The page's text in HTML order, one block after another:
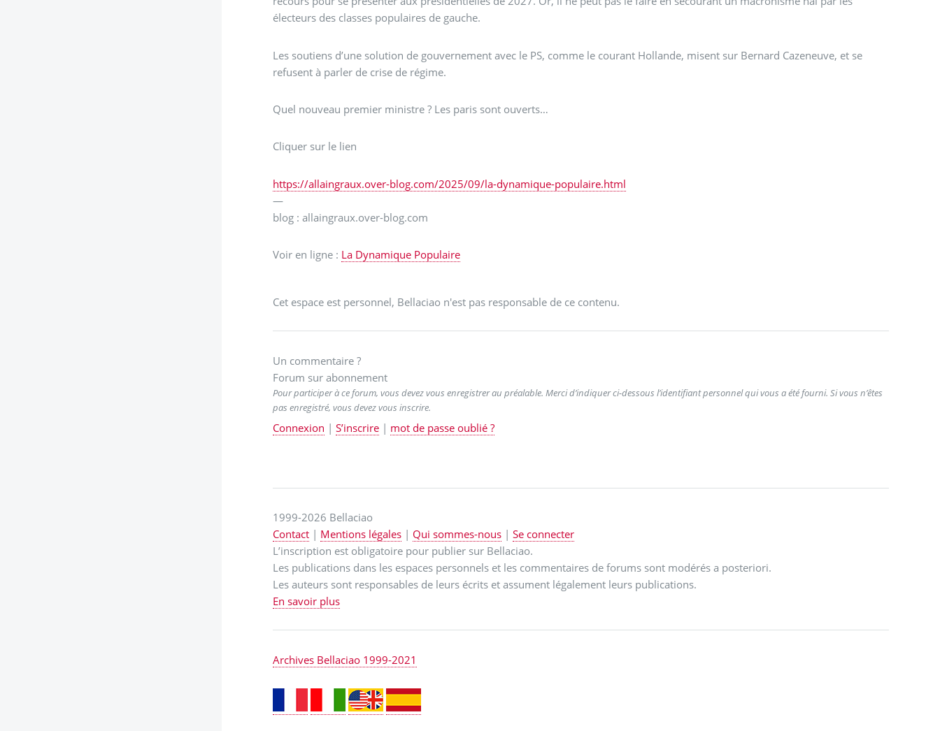
électeurs des classes populaires de gauche.
Les soutiens d’une solution de gouvernement avec le PS, comme le courant Hollande, misent sur Bernard Cazeneuve, et se
refusent à parler de crise de régime.
Quel nouveau premier ministre ? Les paris sont ouverts…
Cliquer sur le lien
https://allaingraux.over-blog.com/2025/09/la-dynamique-populaire.html
—
blog : allaingraux.over-blog.com
Voir en ligne : La Dynamique Populaire
Cet espace est personnel, Bellaciao n'est pas responsable de ce contenu.
Un commentaire ?
Forum sur abonnement
Pour participer à ce forum, vous devez vous enregistrer au préalable. Merci d’indiquer ci-dessous l’identifiant personnel qui vous a été fourni. Si vous n’êtes
pas enregistré, vous devez vous inscrire.
Connexion |S’inscrire | mot de passe oublié ?
1999-2026 Bellaciao
Contact | Mentions légales | Qui sommes-nous |Se connecter
L’inscription est obligatoire pour publier sur Bellaciao.
Les publications dans les espaces personnels et les commentaires de forums sont modérés a posteriori.
Les auteurs sont responsables de leurs écrits et assument légalement leurs publications.
En savoir plus
Archives Bellaciao 1999-2021